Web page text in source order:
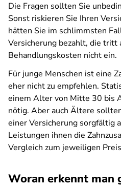
Die Fragen sollten Sie
Sonst riskieren Sie Ihren
hätten Sie im schlimmsten
Versicherung bezahlt, die tritt
Behandlungskosten nicht ein.
Für junge Menschen ist eine
eher nicht zu empfehlen.
einem Alter von Mitte 30 bis
nötig. Aber auch Ältere
einer Versicherung sorgfältig
Leistungen ihnen die
Vergleich zum jeweiligen
Woran erkennt man